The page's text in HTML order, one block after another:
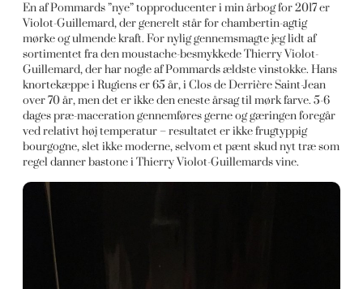
En af Pommards ”nye” topproducenter i min årbog for 2017 er
Violot-Guillemard, der generelt står for chambertin-agtig
mørke og ulmende kraft. For nylig gennemsmagte jeg lidt af
sortimentet fra den moustache-besmykkede Thierry Violot-
Guillemard, der har nogle af Pommards ældste vinstokke. Hans
knortekæppe i Rugiens er 65 år, i Clos de Derrière Saint-Jean
over 70 år, men det er ikke den eneste årsag til mørk farve. 5-6
dages præ-maceration gennemføres gerne og gæringen foregår
ved relativt høj temperatur – resultatet er ikke frugtyppig
bourgogne, slet ikke moderne, selvom et pænt skud nyt træ som
regel danner bastone i Thierry Violot-Guillemards vine.